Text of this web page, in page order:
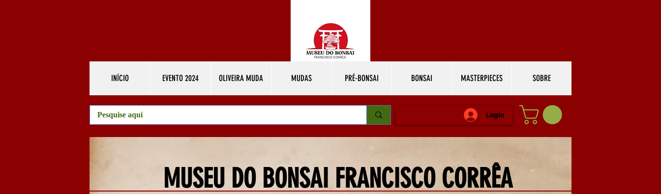
INÍCIO EVENTO 2024 OLIVEIRA MUDA MUDAS PRÉ-BONSAI BONSAI MASTERPIECES SOBRE
Login
MUSEU DO BONSAI FRANCISCO CORRÊA